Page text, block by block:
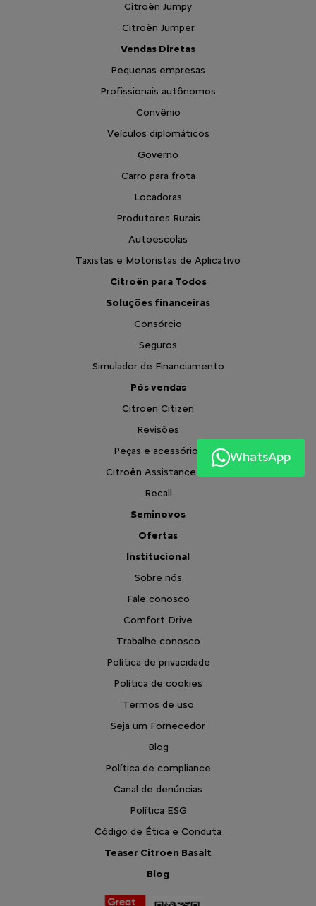
Citroën Jumpy
Citroën Jumper
Vendas Diretas
Pequenas empresas
Profissionais autônomos
Convênio
Veículos diplomáticos
Governo
Carro para frota
Locadoras
Produtores Rurais
Autoescolas
Taxistas e Motoristas de Aplicativo
Citroën para Todos
Soluções financeiras
Consórcio
Seguros
Simulador de Financiamento
Pós vendas
Citroën Citizen
Revisões
Peças e acessórios
Citroën Assistance XL
Recall
Seminovos
Ofertas
Institucional
Sobre nós
Fale conosco
Comfort Drive
Trabalhe conosco
Política de privacidade
Política de cookies
Termos de uso
Seja um Fornecedor
Blog
Política de compliance
Canal de denúncias
Política ESG
Código de Ética e Conduta
Teaser Citroen Basalt
Blog
WhatsApp